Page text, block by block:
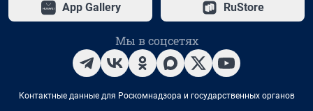
App Gallery RuStore
Мы в соцсетях
Контактные данные для Роскомнадзора и государственных органов